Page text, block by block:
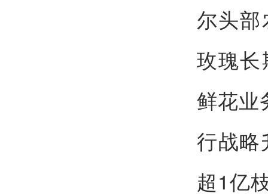
尔头
玫瑰
鲜花业
行战略
超1亿